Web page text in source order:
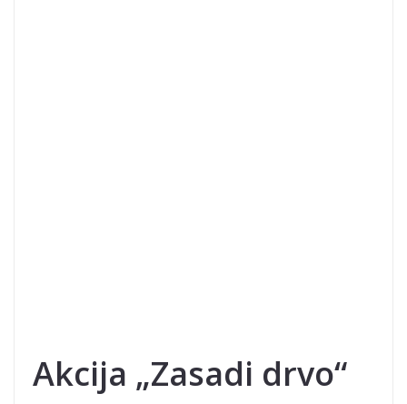
Akcija „Zasadi drvo“